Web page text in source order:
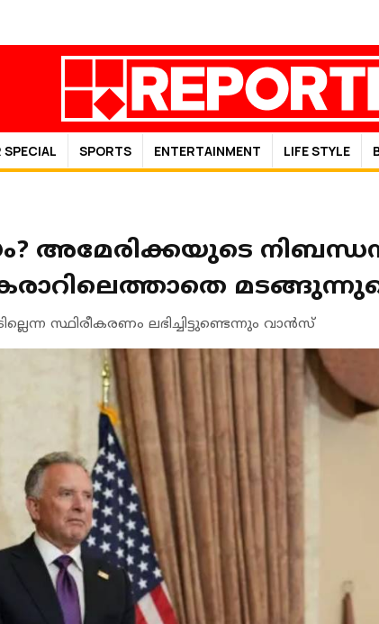
SPECIAL SPORTS ENTERTAINMENT LIFE STYLE
അമേരിക്കയുടെ
കരാറിലെത്താതെ
സ്ഥിരീകരണം ലഭിച്ചിട്ടുണ്ടെന്നും വാന്‍സ്